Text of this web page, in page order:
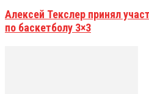
Алексей Текслер принял
по баскетболу 3×3